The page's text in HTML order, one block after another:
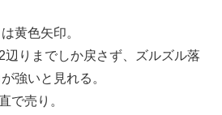
黄色矢印。
辺りまでしか戻さず、ズルズル落
強いと見れる。
で売り。